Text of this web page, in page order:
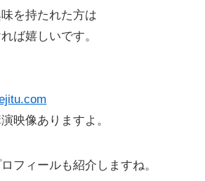
を持たれた方は
ば嬉しいです。
映像ありますよ。
フィールも紹介しますね。